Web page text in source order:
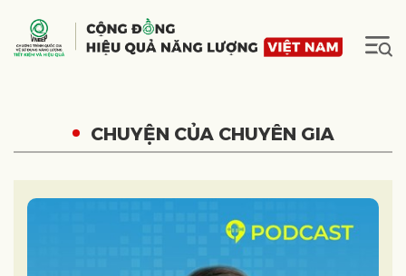
CHUYỆN CỦA CHUYÊN GIA